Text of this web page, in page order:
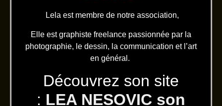
Lela est membre de notre association,
Elle est graphiste freelance passionnée par la
photographie, le dessin, la communication et l’art
en général.
Découvrez son site
: LEA NESOVIC son